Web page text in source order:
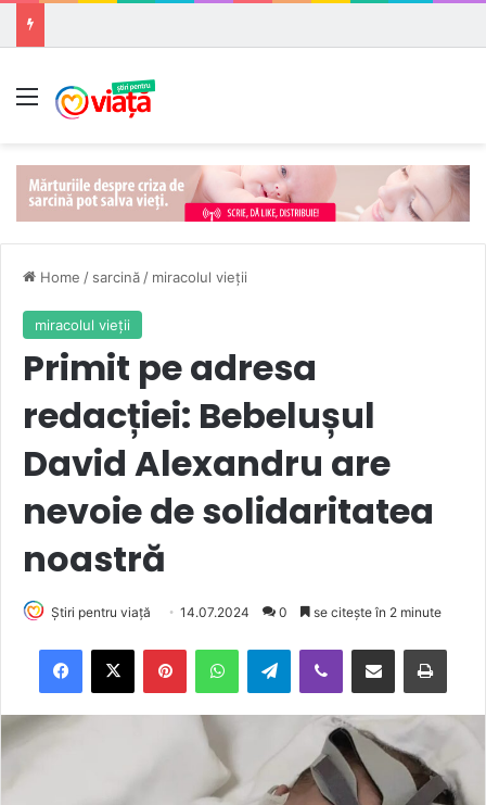
Meniu
Home / sarcină / miracolul vieţii
miracolul vieţii
Primit pe adresa
redacției: Bebelușul
David Alexandru are
nevoie de solidaritatea
noastră
Știri pentru viață 14.07.2024 0 se citește în 2 minute
Telegram